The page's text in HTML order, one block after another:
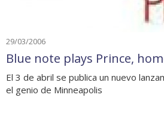
29/03/2006
Blue note plays Prince,
El 3 de abril se publica un nuevo
el genio de Minneapolis